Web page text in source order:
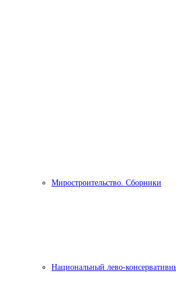
Миростроительство. Сборники
Национальный лево-